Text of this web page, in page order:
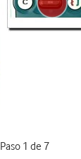
Paso 1 de 7